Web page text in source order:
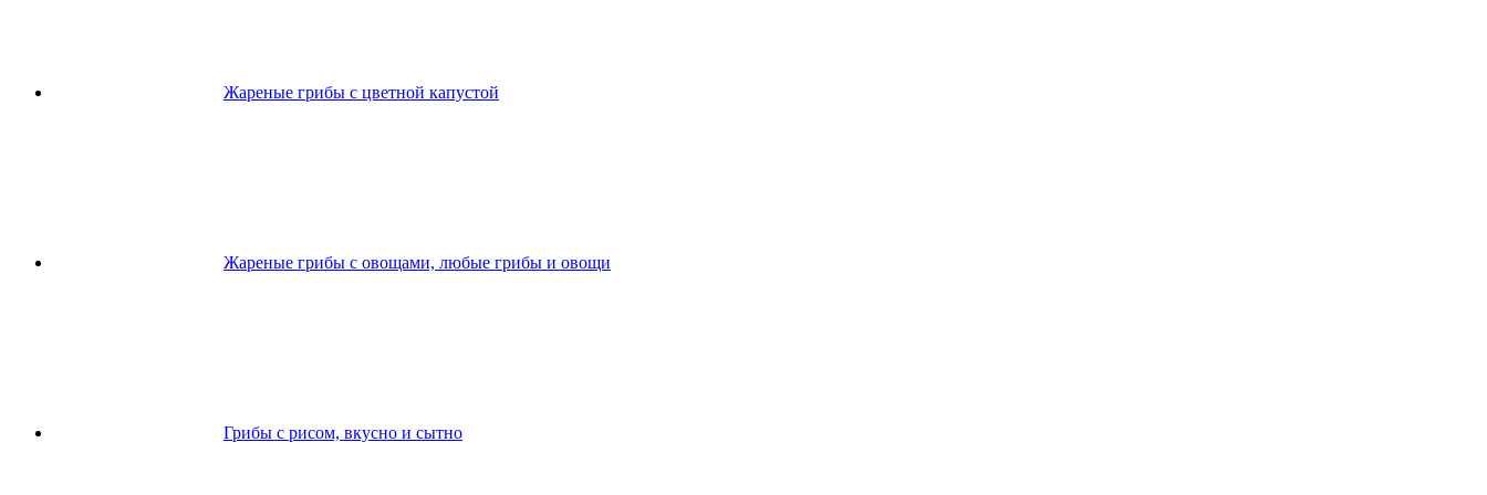
Жареные грибы с цветной капустой
Жареные грибы с овощами, любые грибы и овощи
Грибы с рисом, вкусно и сытно